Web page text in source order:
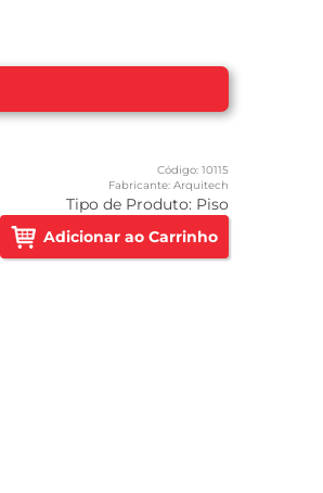
Código: 10115
Fabricante: Arquitech
Tipo de Produto: Piso
Adicionar ao Carrinho